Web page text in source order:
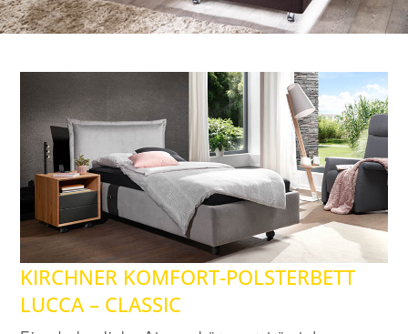
KIRCHNER KOMFORT-POLSTERBETT
LUCCA – CLASSIC